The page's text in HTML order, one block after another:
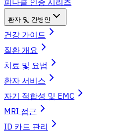
피나클 인증 시리즈
환자 및 간병인
건강 가이드
질환 개요
치료 및 요법
환자 서비스
자기 적합성 및 EMC
MRI 접근
ID 카드 관리